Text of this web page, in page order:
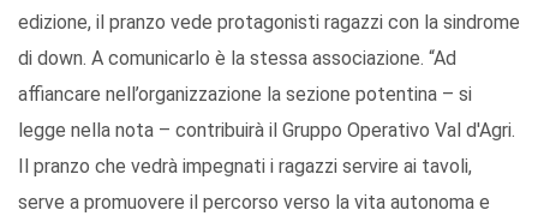
edizione, il pranzo vede protagonisti ragazzi con la sindrome
di down. A comunicarlo è la stessa associazione. “Ad
affiancare nell’organizzazione la sezione potentina – si
legge nella nota – contribuirà il Gruppo Operativo Val d'Agri.
Il pranzo che vedrà impegnati i ragazzi servire ai tavoli,
serve a promuovere il percorso verso la vita autonoma e